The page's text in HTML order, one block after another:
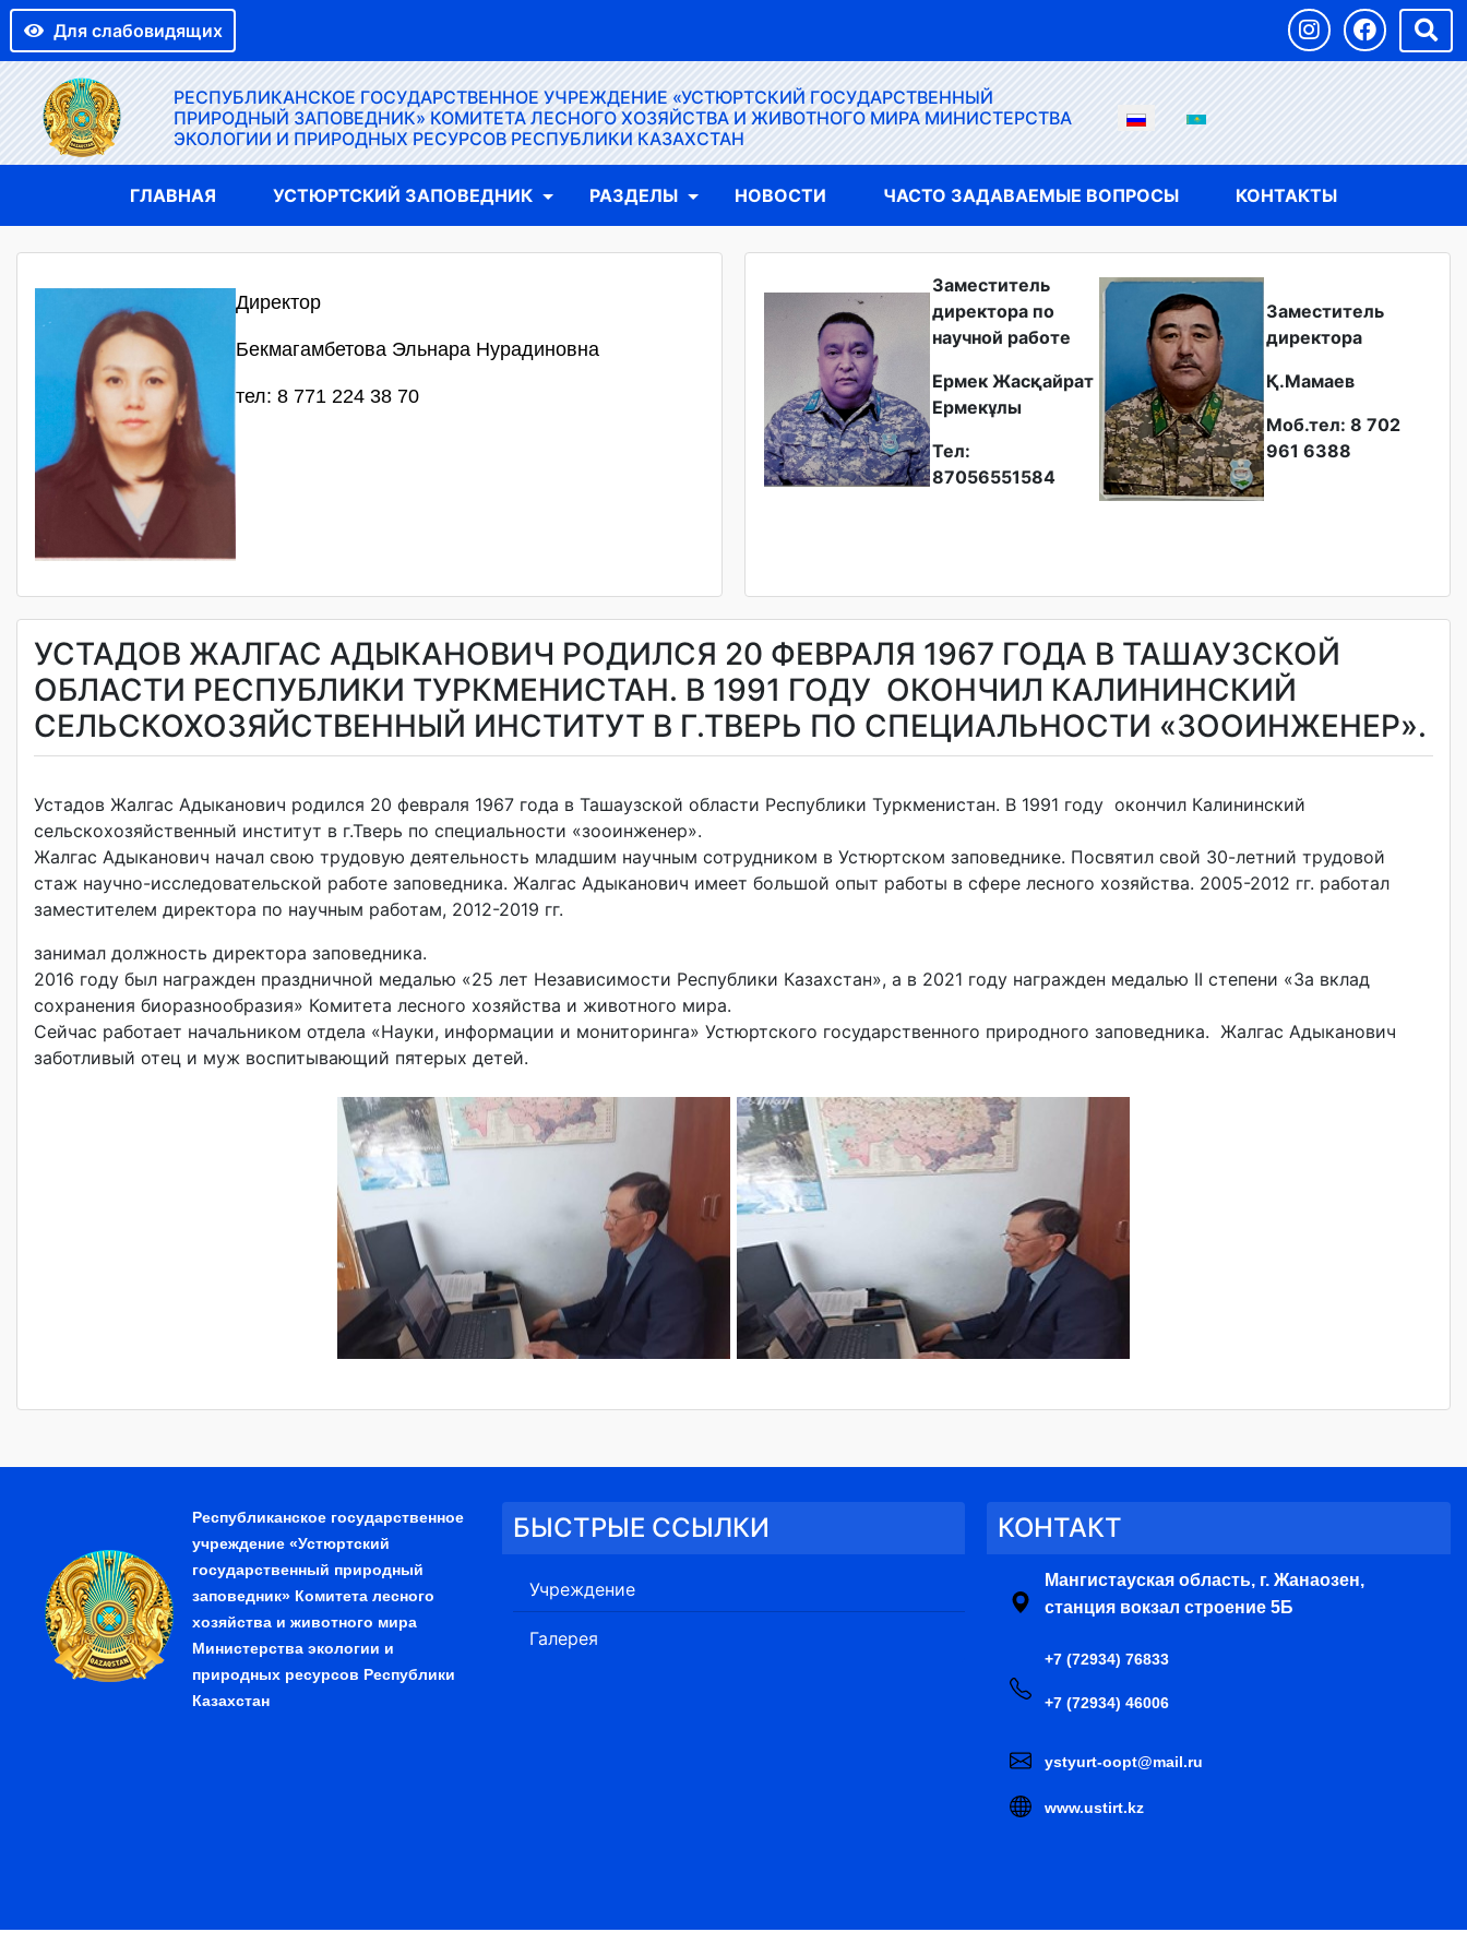
Для слабовидящих
РЕСПУБЛИКАНСКОЕ ГОСУДАРСТВЕННОЕ УЧРЕЖДЕНИЕ «УСТЮРТСКИЙ ГОСУДАРСТВЕННЫЙ
ПРИРОДНЫЙ ЗАПОВЕДНИК» КОМИТЕТА ЛЕСНОГО ХОЗЯЙСТВА И ЖИВОТНОГО МИРА МИНИСТЕРСТВА
ЭКОЛОГИИ И ПРИРОДНЫХ РЕСУРСОВ РЕСПУБЛИКИ КАЗАХСТАН
ГЛАВНАЯ УСТЮРТСКИЙ ЗАПОВЕДНИК РАЗДЕЛЫ НОВОСТИ ЧАСТО ЗАДАВАЕМЫЕ ВОПРОСЫ КОНТАКТЫ
Директор
Бекмагамбетова Эльнара Нурадиновна
тел: 8 771 224 38 70
Заместитель
директора по
научной работе
Ермек Жасқайрат
Ермекұлы
Тел:
87056551584
Заместитель
директора
Қ.Мамаев
Моб.тел: 8 702
961 6388
УСТАДОВ ЖАЛГАС АДЫКАНОВИЧ РОДИЛСЯ 20 ФЕВРАЛЯ 1967 ГОДА В ТАШАУЗСКОЙ
ОБЛАСТИ РЕСПУБЛИКИ ТУРКМЕНИСТАН. В 1991 ГОДУ ОКОНЧИЛ КАЛИНИНСКИЙ
СЕЛЬСКОХОЗЯЙСТВЕННЫЙ ИНСТИТУТ В Г.ТВЕРЬ ПО СПЕЦИАЛЬНОСТИ «ЗООИНЖЕНЕР».
Устадов Жалгас Адыканович родился 20 февраля 1967 года в Ташаузской области Республики Туркменистан. В 1991 году окончил Калининский
сельскохозяйственный институт в г.Тверь по специальности «зооинженер».
Жалгас Адыканович начал свою трудовую деятельность младшим научным сотрудником в Устюртском заповеднике. Посвятил свой 30-летний трудовой
стаж научно-исследовательской работе заповедника. Жалгас Адыканович имеет большой опыт работы в сфере лесного хозяйства. 2005-2012 гг. работал
заместителем директора по научным работам, 2012-2019 гг.
занимал должность директора заповедника.
2016 году был награжден праздничной медалью «25 лет Независимости Республики Казахстан», а в 2021 году награжден медалью II степени «За вклад
сохранения биоразнообразия» Комитета лесного хозяйства и животного мира.
Сейчас работает начальником отдела «Науки, информации и мониторинга» Устюртского государственного природного заповедника. Жалгас Адыканович
заботливый отец и муж воспитывающий пятерых детей.
Республиканское государственное
учреждение «Устюртский
государственный природный
заповедник» Комитета лесного
хозяйства и животного мира
Министерства экологии и
природных ресурсов Республики
Казахстан
БЫСТРЫЕ ССЫЛКИ
Учреждение
Галерея
КОНТАКТ
Мангистауская область, г. Жанаозен,
станция вокзал строение 5Б
+7 (72934) 76833
+7 (72934) 46006
ystyurt-oopt@mail.ru
www.ustirt.kz